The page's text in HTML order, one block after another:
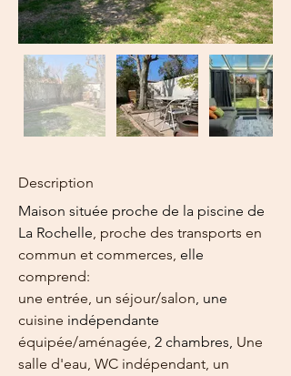
Description
Maison située proche de la piscine de
La Rochelle, proche des transports en
commun et commerces, elle
comprend:
une entrée, un séjour/salon, une
cuisine indépendante
équipée/aménagée, 2 chambres, Une
salle d'eau, WC indépendant, un